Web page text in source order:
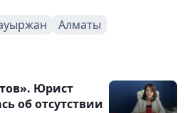
Алматы
Юрист
об отсутствии